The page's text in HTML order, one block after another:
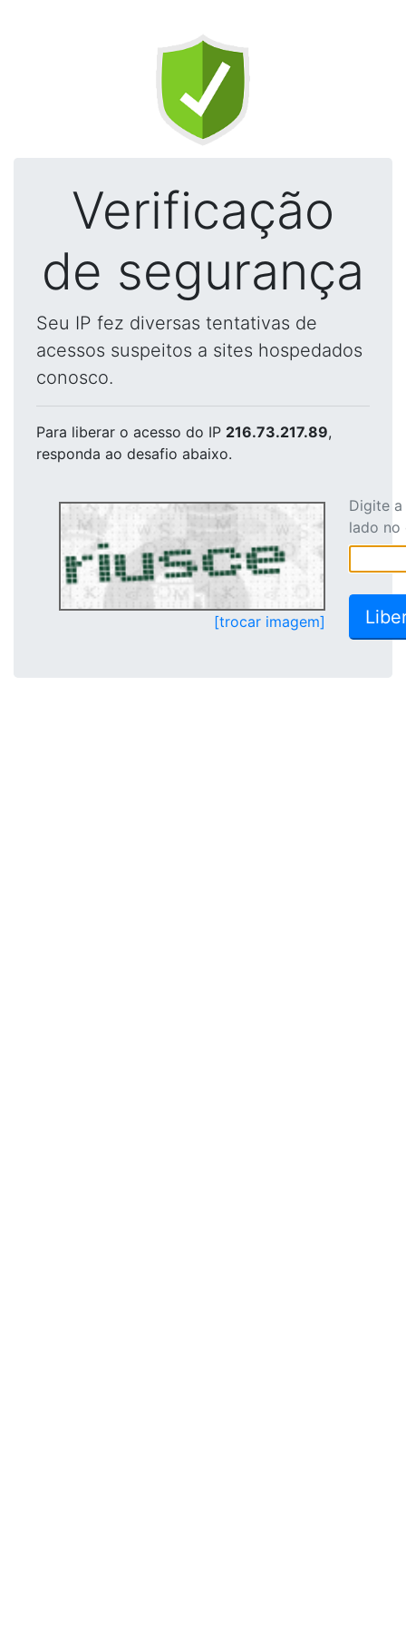
Verificação
de segurança
Seu IP fez diversas tentativas de
acessos suspeitos a sites hospedados
conosco.
Para liberar o acesso do IP 216.73.217.89,
responda ao desafio abaixo.
[trocar imagem]
Digite
lado no